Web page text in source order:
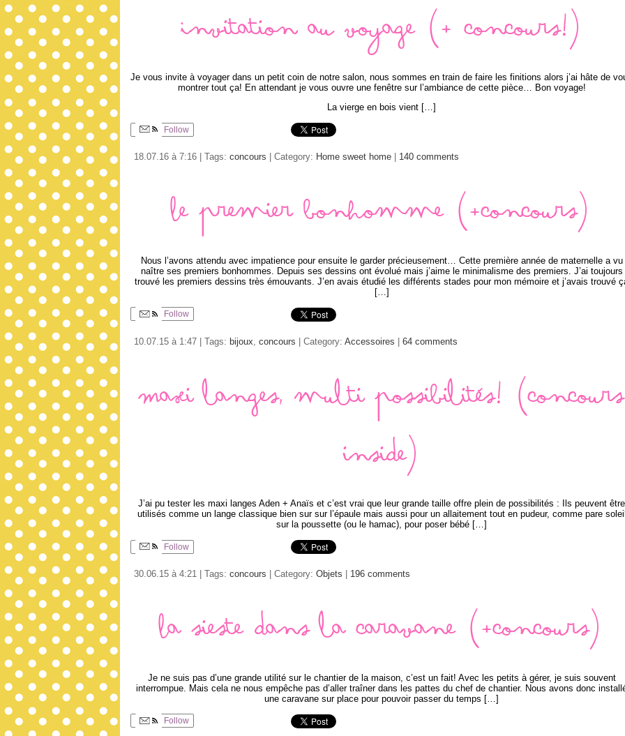
Invitation au voyage (+ concours!)
Je vous invite à voyager dans un petit coin de notre salon, nous sommes en train de faire les finitions alors j’ai hâte de
montrer tout ça! En attendant je vous ouvre une fenêtre sur l’ambiance de cette pièce… Bon voyage!
La vierge en bois vient […]
Follow
18.07.16 à 7:16 | Tags: concours | Category: Home sweet home 140 comments
Le premier bonhomme (+concours)
Nous l’avons attendu avec impatience pour ensuite le garder précieusement… Cette première année de maternelle a vu
naître ses premiers bonhommes. Depuis ses dessins ont évolué mais j’aime le minimalisme des premiers. J’ai toujours
trouvé les premiers dessins très émouvants. J’en avais étudié les différents stades pour mon mémoire et j’avais trouvé
[…]
Follow
10.07.15 à 1:47 | Tags: bijoux concours | Category: Accessoires | 64 comments
Maxi langes, multi possibilités! (concours
inside)
J’ai pu tester les maxi langes Aden + Anaïs et c’est vrai que leur grande taille offre plein de possibilités : Ils peuvent être
utilisés comme un lange classique bien sur sur l’épaule mais aussi pour un allaitement tout en pudeur, comme pare
sur la poussette (ou le hamac), pour poser bébé […]
Follow
30.06.15 à 4:21 | Tags: concours | Category: Objets 196 comments
La sieste dans la caravane (+concours)
Je ne suis pas d’une grande utilité sur le chantier de la maison, c’est un fait! Avec les petits à gérer, je suis souvent
interrompue. Mais cela ne nous empêche pas d’aller traîner dans les pattes du chef de chantier. Nous avons donc
une caravane sur place pour pouvoir passer du temps […]
Follow